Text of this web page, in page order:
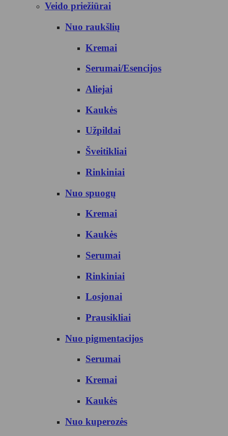
Veido priežiūrai
Nuo raukšlių
Kremai
Serumai/Esencijos
Aliejai
Kaukės
Užpildai
Šveitikliai
Rinkiniai
Nuo spuogų
Kremai
Kaukės
Serumai
Rinkiniai
Losjonai
Prausikliai
Nuo pigmentacijos
Serumai
Kremai
Kaukės
Nuo kuperozės